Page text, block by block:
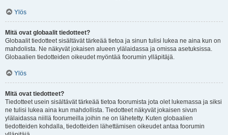
Ylös
Mitä ovat globaalit tiedotteet?
Globaalit tiedotteet sisältävät tärkeää tietoa ja sinun tulisi lukea ne aina kun on
mahdolista. Ne näkyvät jokaisen alueen ylälaidassa ja omissa asetuksissa.
Globaalien tiedotteiden oikeudet myöntää foorumin ylläpitäjä.
Ylös
Mitä ovat tiedotteet?
Tiedotteet usein sisältävät tärkeää tietoa foorumista jota olet lukemassa ja siksi
ne tulisi lukea aina kun mahdollista. Tiedotteet näkyvät jokaisen sivun
ylälaidassa niillä foorumeilla joihin ne on lähetetty. Kuten globaalien
tiedotteiden kohdalla, tiedotteiden lähettämisen oikeudet antaa foorumin